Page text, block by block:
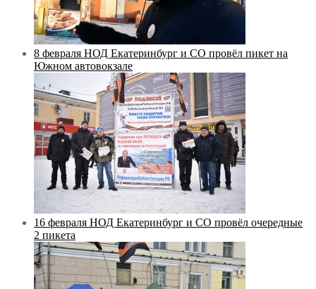
8 февраля НОД Екатеринбург и СО провёл пикет на
Южном автовокзале
16 февраля НОД Екатеринбург и СО провёл очередные
2 пикета